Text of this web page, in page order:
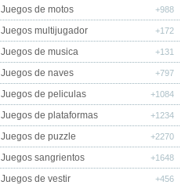
Juegos de motos +988
Juegos multijugador +172
Juegos de musica +131
Juegos de naves +797
Juegos de peliculas +1084
Juegos de plataformas +1234
Juegos de puzzle +2270
Juegos sangrientos +1648
Juegos de vestir +456